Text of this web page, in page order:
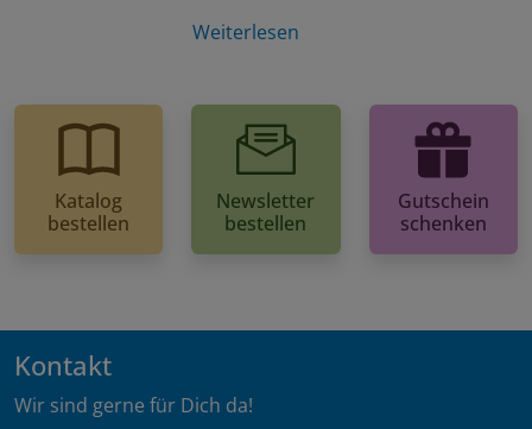
Weiterlesen
Katalog
bestellen
Newsletter
bestellen
Gutschein
schenken
Kontakt
Wir sind gerne für Dich da!